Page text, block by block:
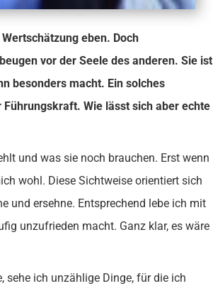
eben. Doch
vor der Seele des anderen. Sie ist
besonders macht. Ein solches
Führungskraft. Wie lässt sich aber echte
und was sie noch brauchen. Erst wenn
wohl. Diese Sichtweise orientiert sich
und ersehne. Entsprechend lebe ich mit
unzufrieden macht. Ganz klar, es wäre
ich unzählige Dinge, für die ich